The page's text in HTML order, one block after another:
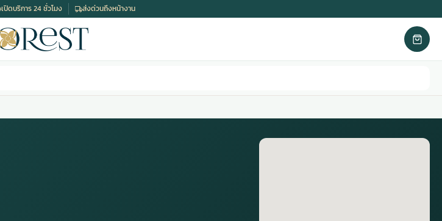
เปิดบริการ 24 ชั่วโมง ส่งด่วนถึงหน้างาน